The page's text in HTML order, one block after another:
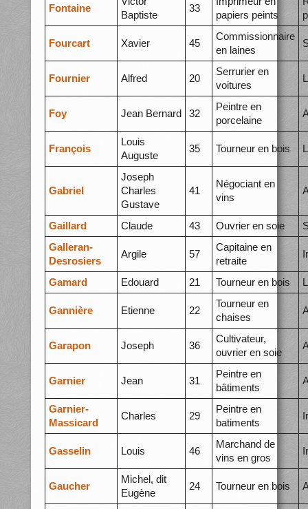
Fontaine
Baptiste
33
papiers peints
Fourcart Xavier 45
Commissionnaire
en laines
Fournier Alfred 20
Serrurier en
voitures
Foy Jean Bernard 32
Peintre en
porcelaine
François
Louis
Auguste
35 Tourneur en bois
Gabriel
Joseph
Charles
Gustave
41
Négociant en
vins
Gaillard Claude 43 Ouvrier en soie
Galleran-
Desrosiers
Argile 57
Capitaine en
retraite
Gamard Edouard 21 Tourneur en bois
Gannière Etienne 22
Tourneur en
chaises
Garapon Joseph 36
Cultivateur,
ouvrier en soie
Garnier Jean 31
Peintre en
bâtiments
Garnier-
Massicard
Charles 29
Peintre en
batiments
Gasselin Louis 46
Marchand de
vins en gros
Gaucher
Michel, dit
Eugène
24 Tourneur en bois